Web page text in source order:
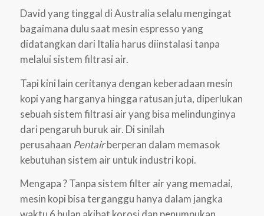
David yang tinggal di Australia selalu mengingat
bagaimana dulu saat mesin espresso yang
didatangkan dari Italia harus diinstalasi tanpa
melalui sistem filtrasi air.
Tapi kini lain ceritanya dengan keberadaan mesin
kopi yang harganya hingga ratusan juta, diperlukan
sebuah sistem filtrasi air yang bisa melindunginya
dari pengaruh buruk air. Di sinilah
perusahaan Pentairberperan dalam memasok
kebutuhan sistem air untuk industri kopi.
Mengapa ? Tanpa sistem filter air yang memadai,
mesin kopi bisa terganggu hanya dalam jangka